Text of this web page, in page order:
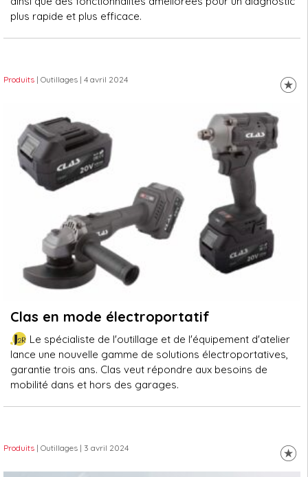
plus rapide et plus efficace.
Produits | Outillages | 4 avril 2024
Clas en mode électroportatif
Le spécialiste de l'outillage et de l'équipement d'atelier
lance une nouvelle gamme de solutions électroportatives,
garantie trois ans. Clas veut répondre aux besoins de
mobilité dans et hors des garages.
Produits | Outillages | 3 avril 2024